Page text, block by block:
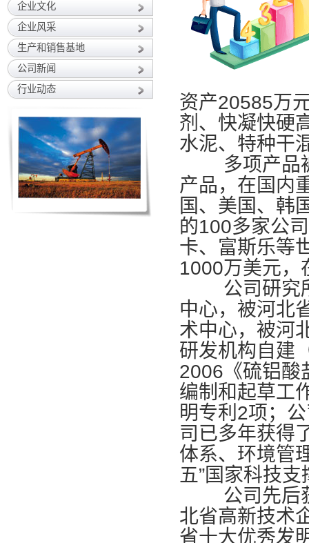
资产20585万
剂、快凝快硬
水泥、特种干
多项产品被
产品，在国内
国、美国、韩
的100多家公
卡、富斯乐等
1000万美元，
公司研究所
中心，被河北
术中心，被河
研发机构自建
2006《硫铝酸
编制和起草工
明专利2项；
司已多年获得
体系、环境管
五”国家科技
公司先后获
北省高新技术
省十大优秀发
企业文化
企业风采
生产和销售基地
公司新闻
行业动态